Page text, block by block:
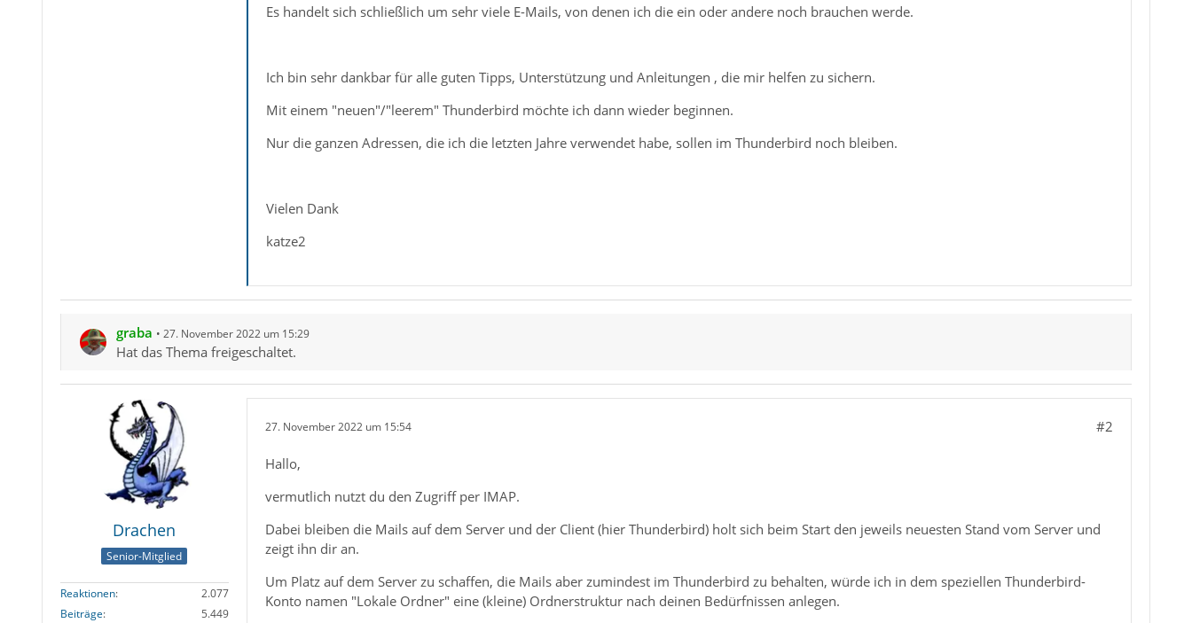
Es handelt sich schließlich um sehr viele E-Mails, von denen ich die ein oder andere noch brauchen werde.
Ich bin sehr dankbar für alle guten Tipps, Unterstützung und Anleitungen , die mir helfen zu sichern.
Mit einem "neuen"/"leerem" Thunderbird möchte ich dann wieder beginnen.
Nur die ganzen Adressen, die ich die letzten Jahre verwendet habe, sollen im Thunderbird noch bleiben.
Vielen Dank
katze2
graba 27. November 2022 um 15:29
Hat das Thema freigeschaltet.
Drachen
Senior-Mitglied
Reaktionen
2.077
Beiträge
5.449
27. November 2022 um 15:54 #2
Hallo,
vermutlich nutzt du den Zugriff per IMAP.
Dabei bleiben die Mails auf dem Server und der Client (hier Thunderbird) holt sich beim Start den jeweils neuesten Stand vom Server und
zeigt ihn dir an.
Um Platz auf dem Server zu schaffen, die Mails aber zumindest im Thunderbird zu behalten, würde ich in dem speziellen Thunderbird-
Konto namen "Lokale Ordner" eine (kleine) Ordnerstruktur nach deinen Bedürfnissen anlegen.